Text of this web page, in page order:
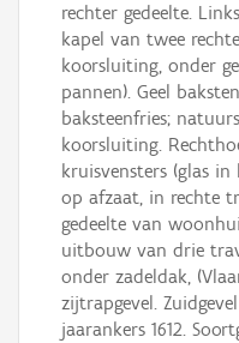
rechter gedeelte.
kapel van twee
koorsluiting, onder
pannen). Geel
baksteenfries;
koorsluiting.
kruisvensters (glas
op afzaat, in rechte
gedeelte van
uitbouw van drie
onder zadeldak,
zijtrapgevel.
jaarankers 1612.